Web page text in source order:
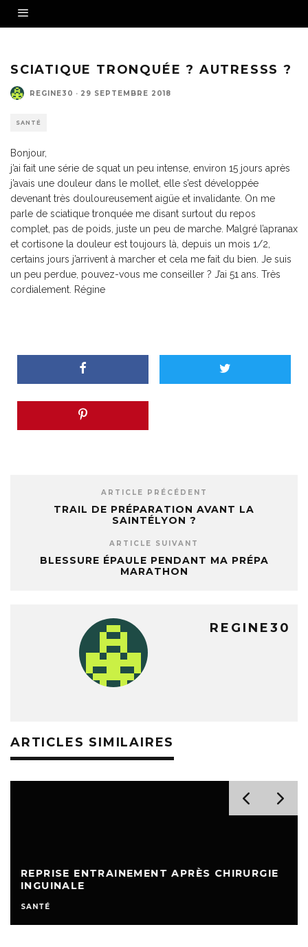
SCIATIQUE TRONQUÉE ? AUTRESSS ?
REGINE30 · 29 SEPTEMBRE 2018
SANTÉ
Bonjour,
j’ai fait une série de squat un peu intense, environ 15 jours après
j’avais une douleur dans le mollet, elle s’est développée
devenant très douloureusement aigüe et invalidante. On me
parle de sciatique tronquée me disant surtout du repos
complet, pas de poids, juste un peu de marche. Malgré l’apranax
et cortisone la douleur est toujours là, depuis un mois 1/2,
certains jours j’arrivent à marcher et cela me fait du bien. Je suis
un peu perdue, pouvez-vous me conseiller ? J’ai 51 ans. Très
cordialement. Régine
ARTICLE PRÉCÉDENT
TRAIL DE PRÉPARATION AVANT LA
SAINTÉLYON ?
ARTICLE SUIVANT
BLESSURE ÉPAULE PENDANT MA PRÉPA
MARATHON
REGINE30
ARTICLES SIMILAIRES
REPRISE ENTRAINEMENT APRÈS CHIRURGIE
INGUINALE
SANTÉ